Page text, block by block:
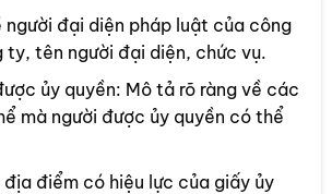
người đại diện pháp luật của công
ty, tên người đại diện, chức vụ.
ủy quyền: Mô tả rõ ràng về các
mà người được ủy quyền có thể
địa điểm có hiệu lực của giấy ủy